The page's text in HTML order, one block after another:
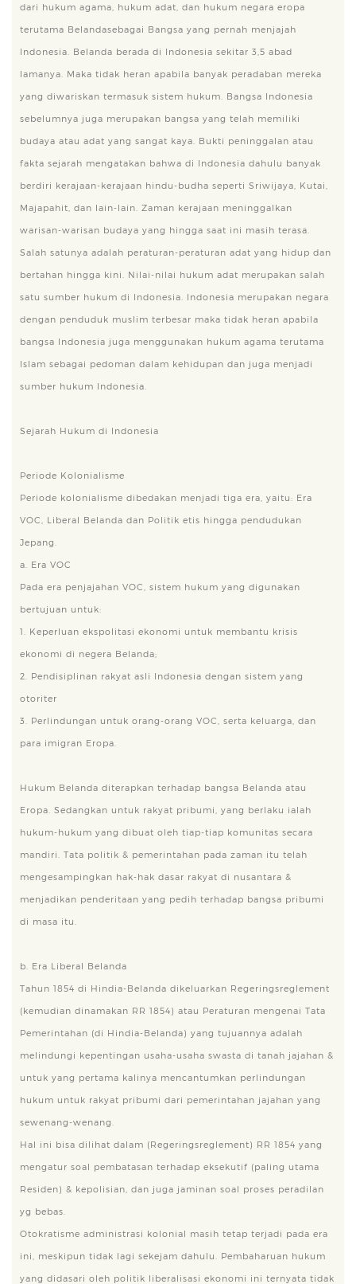
dari hukum agama, hukum adat, dan hukum negara eropa
terutama Belandasebagai Bangsa yang pernah menjajah
Indonesia. Belanda berada di Indonesia sekitar 3,5 abad
lamanya. Maka tidak heran apabila banyak peradaban mereka
yang diwariskan termasuk sistem hukum. Bangsa Indonesia
sebelumnya juga merupakan bangsa yang telah memiliki
budaya atau adat yang sangat kaya. Bukti peninggalan atau
fakta sejarah mengatakan bahwa di Indonesia dahulu banyak
berdiri kerajaan-kerajaan hindu-budha seperti Sriwijaya, Kutai,
Majapahit, dan lain-lain. Zaman kerajaan meninggalkan
warisan-warisan budaya yang hingga saat ini masih terasa.
Salah satunya adalah peraturan-peraturan adat yang hidup dan
bertahan hingga kini. Nilai-nilai hukum adat merupakan salah
satu sumber hukum di Indonesia. Indonesia merupakan negara
dengan penduduk muslim terbesar maka tidak heran apabila
bangsa Indonesia juga menggunakan hukum agama terutama
Islam sebagai pedoman dalam kehidupan dan juga menjadi
sumber hukum Indonesia.
Sejarah Hukum di Indonesia
Periode Kolonialisme
Periode kolonialisme dibedakan menjadi tiga era, yaitu: Era
VOC, Liberal Belanda dan Politik etis hingga pendudukan
Jepang.
a. Era VOC
Pada era penjajahan VOC, sistem hukum yang digunakan
bertujuan untuk:
1. Keperluan ekspolitasi ekonomi untuk membantu krisis
ekonomi di negera Belanda;
2. Pendisiplinan rakyat asli Indonesia dengan sistem yang
otoriter
3. Perlindungan untuk orang-orang VOC, serta keluarga, dan
para imigran Eropa.
Hukum Belanda diterapkan terhadap bangsa Belanda atau
Eropa. Sedangkan untuk rakyat pribumi, yang berlaku ialah
hukum-hukum yang dibuat oleh tiap-tiap komunitas secara
mandiri. Tata politik & pemerintahan pada zaman itu telah
mengesampingkan hak-hak dasar rakyat di nusantara &
menjadikan penderitaan yang pedih terhadap bangsa pribumi
di masa itu.
b. Era Liberal Belanda
Tahun 1854 di Hindia-Belanda dikeluarkan Regeringsreglement
(kemudian dinamakan RR 1854) atau Peraturan mengenai Tata
Pemerintahan (di Hindia-Belanda) yang tujuannya adalah
melindungi kepentingan usaha-usaha swasta di tanah jajahan &
untuk yang pertama kalinya mencantumkan perlindungan
hukum untuk rakyat pribumi dari pemerintahan jajahan yang
sewenang-wenang.
Hal ini bisa dilihat dalam (Regeringsreglement) RR 1854 yang
mengatur soal pembatasan terhadap eksekutif (paling utama
Residen) & kepolisian, dan juga jaminan soal proses peradilan
yg bebas.
Otokratisme administrasi kolonial masih tetap terjadi pada era
ini, meskipun tidak lagi sekejam dahulu. Pembaharuan hukum
yang didasari oleh politik liberalisasi ekonomi ini ternyata tidak